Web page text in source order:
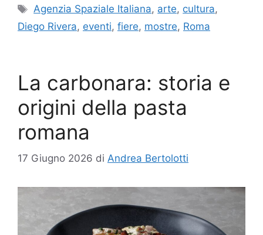
Tag
Agenzia Spaziale Italiana, arte, cultura,
Diego Rivera, eventi, fiere, mostre, Roma
La carbonara: storia e
origini della pasta
romana
17 Giugno 2026 di Andrea Bertolotti